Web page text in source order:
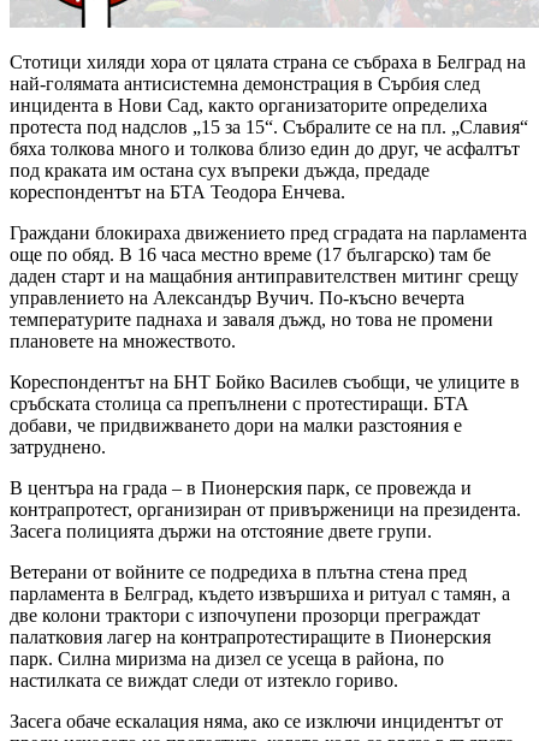
Стотици хиляди хора от цялата страна се събраха в Белград на
най-голямата антисистемна демонстрация в Сърбия след
инцидента в Нови Сад, както организаторите определиха
протеста под надслов „15 за 15“. Събралите се на пл. „Славия“
бяха толкова много и толкова близо един до друг, че асфалтът
под краката им остана сух въпреки дъжда, предаде
кореспондентът на БТА Теодора Енчева.
Граждани блокираха движението пред сградата на парламента
още по обяд. В 16 часа местно време (17 българско) там бе
даден старт и на мащабния антиправителствен митинг срещу
управлението на Александър Вучич. По-късно вечерта
температурите паднаха и заваля дъжд, но това не промени
плановете на множеството.
Кореспондентът на БНТ Бойко Василев съобщи, че улиците в
сръбската столица са препълнени с протестиращи. БТА
добави, че придвижването дори на малки разстояния е
затруднено.
В центъра на града – в Пионерския парк, се провежда и
контрапротест, организиран от привърженици на президента.
Засега полицията държи на отстояние двете групи.
Ветерани от войните се подредиха в плътна стена пред
парламента в Белград, където извършиха и ритуал с тамян, а
две колони трактори с изпочупени прозорци преграждат
палатковия лагер на контрапротестиращите в Пионерския
парк. Силна миризма на дизел се усеща в района, по
настилката се виждат следи от изтекло гориво.
Засега обаче ескалация няма, ако се изключи инцидентът от